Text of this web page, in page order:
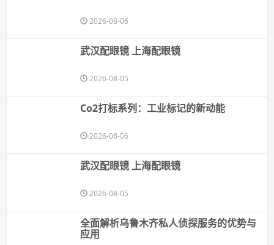
2026-08-06
武汉配眼镜 上海配眼镜
2026-08-05
Co2打标系列：工业标记的新动能
2026-08-06
武汉配眼镜 上海配眼镜
2026-08-05
全面解析乌鲁木齐私人侦探服务的优势与
应用